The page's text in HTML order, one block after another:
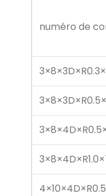
numéro de